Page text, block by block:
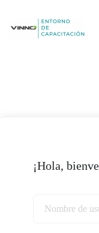
¡Hola,